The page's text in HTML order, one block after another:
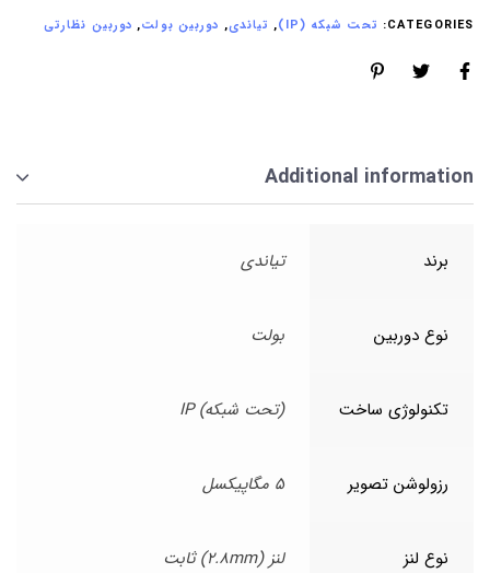
CATEGORIES: تحت شبکه (IP) , تیاندی, دوربین بولت, دوربین نظارتی
Additional information
برند تیاندی
نوع دوربین بولت
تکنولوژی ساخت (تحت شبکه) IP
رزولوشن تصویر 5 مگاپیکسل
نوع لنز لنز (2.8mm) ثابت